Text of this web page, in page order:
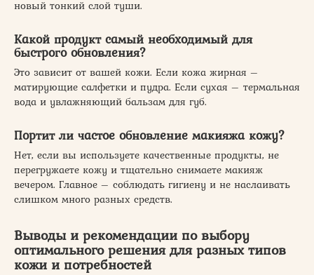
новый тонкий слой туши.
Какой продукт самый необходимый для
быстрого обновления?
Это зависит от вашей кожи. Если кожа жирная –
матирующие салфетки и пудра. Если сухая – термальная
вода и увлажняющий бальзам для губ.
Портит ли частое обновление макияжа кожу?
Нет, если вы используете качественные продукты, не
перегружаете кожу и тщательно снимаете макияж
вечером. Главное – соблюдать гигиену и не наслаивать
слишком много разных средств.
Выводы и рекомендации по выбору
оптимального решения для разных типов
кожи и потребностей